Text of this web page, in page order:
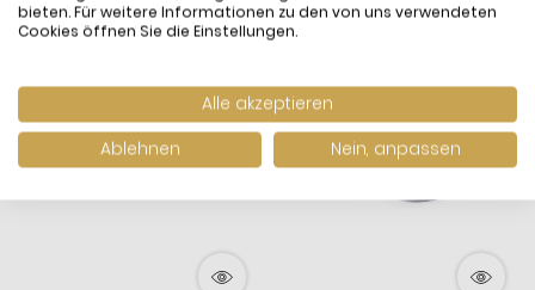
bieten. Für weitere Informationen zu den von uns verwendeten
Cookies öffnen Sie die Einstellungen.
Alle akzeptieren
Ablehnen
Nein, anpassen